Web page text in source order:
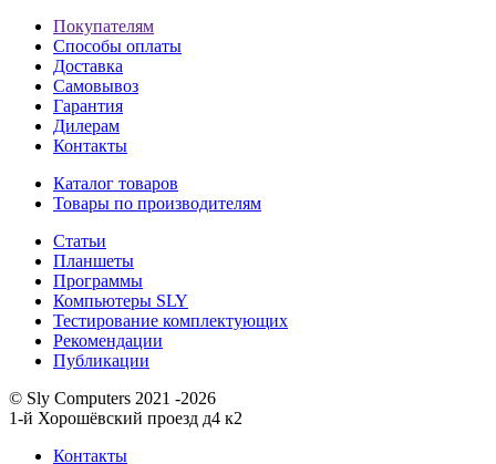
Покупателям
Способы оплаты
Доставка
Самовывоз
Гарантия
Дилерам
Контакты
Каталог товаров
Товары по производителям
Статьи
Планшеты
Программы
Компьютеры SLY
Тестирование комплектующих
Рекомендации
Публикации
© Sly Computers 2021 -2026
1-й Хорошёвский проезд д4 к2
Контакты